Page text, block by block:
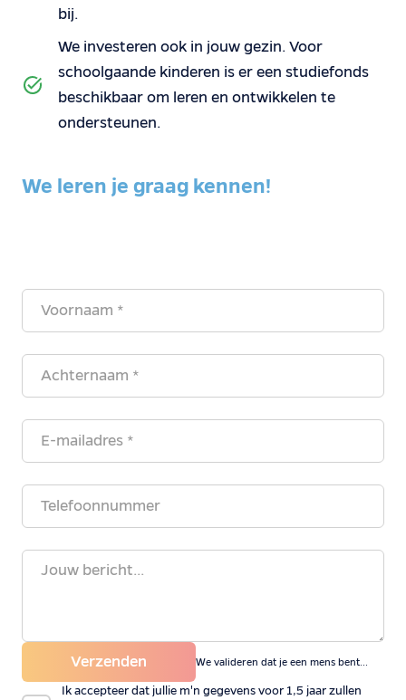
We leren je graag kennen!
Verzenden We valideren dat je een mens bent...
Ik accepteer dat jullie m'n gegevens voor 1,5 jaar zullen
bij.
We investeren ook in jouw gezin. Voor
schoolgaande kinderen is er een studiefonds
beschikbaar om leren en ontwikkelen te
ondersteunen.